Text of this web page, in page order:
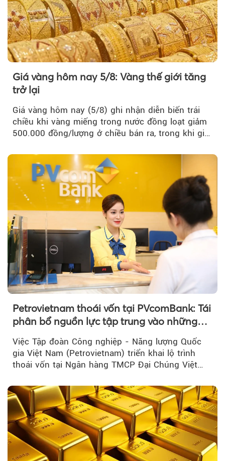
Giá vàng hôm nay 5/8: Vàng thế giới tăng
trở lại
Giá vàng hôm nay (5/8) ghi nhận diễn biến trái
chiều khi vàng miếng trong nước đồng loạt giảm
500.000 đồng/lượng ở chiều bán ra, trong khi giá
thương hiệu.
Petrovietnam thoái vốn tại PVcomBank: Tái
phân bổ nguồn lực tập trung vào những
Việc Tập đoàn Công nghiệp - Năng lượng Quốc
gia Việt Nam (Petrovietnam) triển khai lộ trình
thoái vốn tại Ngân hàng TMCP Đại Chúng Việt